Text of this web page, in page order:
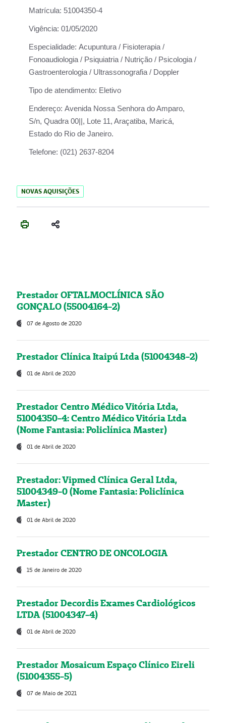
Matrícula: 51004350-4
Vigência: 01/05/2020
Especialidade: Acupuntura / Fisioterapia /
Fonoaudiologia / Psiquiatria / Nutrição / Psicologia /
Gastroenterologia / Ultrassonografia / Doppler
Tipo de atendimento: Eletivo
Endereço: Avenida Nossa Senhora do Amparo,
S/n, Quadra 00||, Lote 11, Araçatiba, Maricá,
Estado do Rio de Janeiro.
Telefone: (021) 2637-8204
NOVAS AQUISIÇÕES
Prestador OFTALMOCLÍNICA SÃO
GONÇALO (55004164-2)
07 de Agosto de 2020
Prestador Clínica Itaipú Ltda (51004348-2)
01 de Abril de 2020
Prestador Centro Médico Vitória Ltda,
51004350-4: Centro Médico Vitória Ltda
(Nome Fantasia: Policlínica Master)
01 de Abril de 2020
Prestador: Vipmed Clínica Geral Ltda,
51004349-0 (Nome Fantasia: Policlínica
Master)
01 de Abril de 2020
Prestador CENTRO DE ONCOLOGIA
15 de Janeiro de 2020
Prestador Decordis Exames Cardiológicos
LTDA (51004347-4)
01 de Abril de 2020
Prestador Mosaicum Espaço Clínico Eireli
(51004355-5)
07 de Maio de 2021